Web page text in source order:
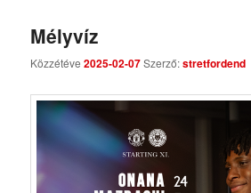
Mélyvíz
Közzétéve2025-02-07Szerző:stretfordend